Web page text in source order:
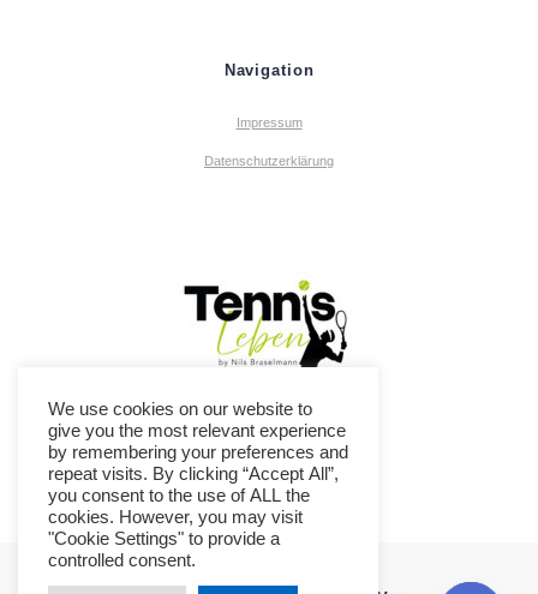
Navigation
Impressum
Datenschutzerklärung
We use cookies on our website to
give you the most relevant experience
by remembering your preferences and
repeat visits. By clicking “Accept All”,
you consent to the use of ALL the
cookies. However, you may visit
"Cookie Settings" to provide a
controlled consent.